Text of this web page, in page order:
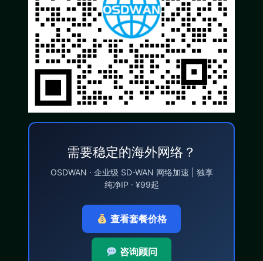
需要稳定的海外网络？
OSDWAN · 企业级 SD-WAN 网络加速 | 独享
纯净IP · ¥99起
查看套餐价格
咨询顾问